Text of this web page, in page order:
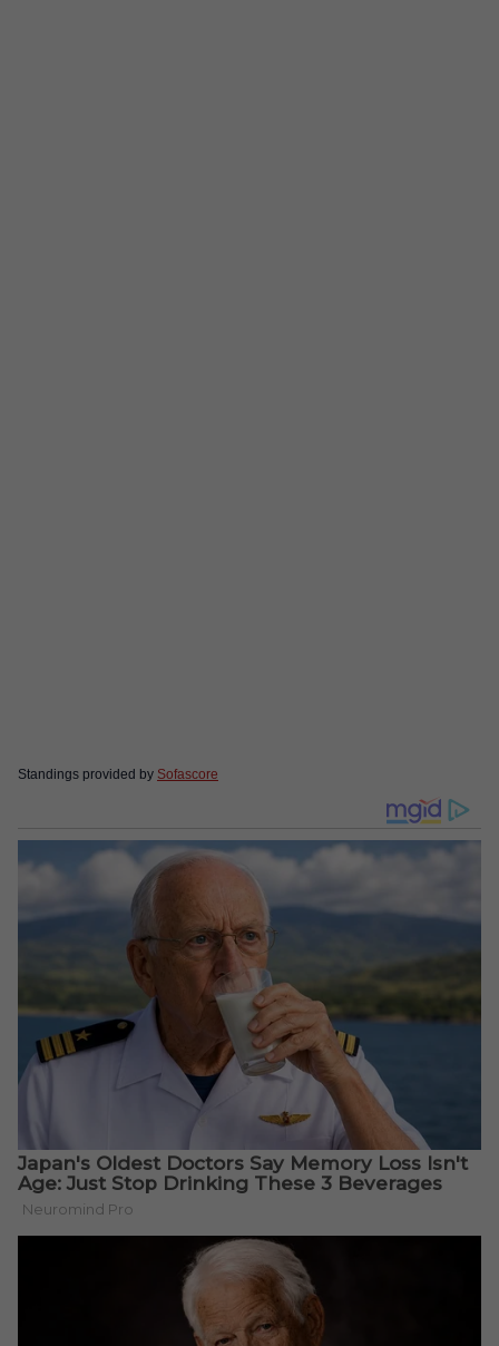
Standings provided by Sofascore